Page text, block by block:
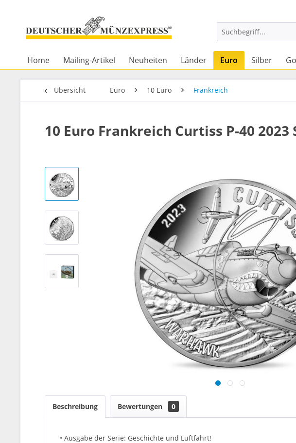
Home Mailing-Artikel Neuheiten Länder Euro Silber
Übersicht Euro 10 Euro Frankreich
10 Euro Frankreich Curtiss P-40 2023
Beschreibung Bewertungen 0
• Ausgabe der Serie: Geschichte und Luftfahrt!